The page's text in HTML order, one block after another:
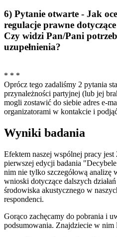
6) Pytanie otwarte - Jak
regulacje prawne
Czy widzi Pan/Pani
uzupełnienia?
* * *
Oprócz tego zadaliśmy 2 pytania
przynależności partyjnej (lub jej
mogli zostawić do siebie adres e-
organizatorami w kontakcie i
Wyniki badania
Efektem naszej wspólnej pracy
pierwszej edycji badania
nim nie tylko szczegółową analizę
wnioski dotyczące dalszych
środowiska akustycznego w
respondenci.
Gorąco zachęcamy do pobrania i
podsumowania. Znajdziecie w nim